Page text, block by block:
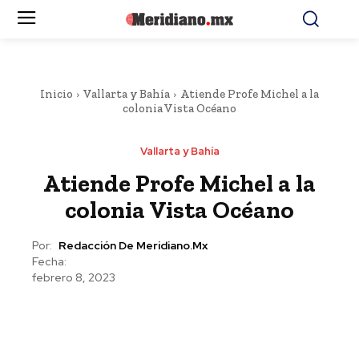
Inicio Vallarta y Bahía
Atiende Profe Michel a la
colonia Vista Océano
Vallarta y Bahía
Atiende Profe Michel a la
colonia Vista Océano
Por: Redacción De Meridiano.mx
Fecha:
febrero 8, 2023